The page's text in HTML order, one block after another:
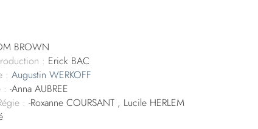
BROWN
: Erick BAC
: Augustin WERKOFF
: -Anna AUBREE
: -Roxanne COURSANT , Lucile HERLEM